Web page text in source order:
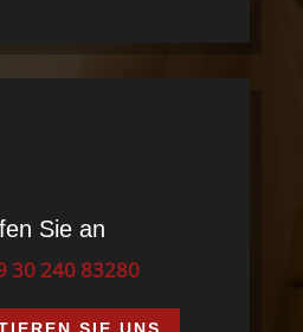
Sie an
30 240 83280